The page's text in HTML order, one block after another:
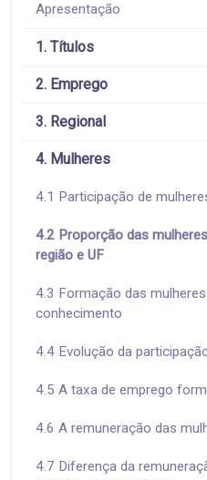
Apresentação
1. Títulos
2. Emprego
3. Regional
4. Mulheres
4.1 Participação de
4.2 Proporção das
região e UF
4.3 Formação das
conhecimento
4.4 Evolução da
4.5 A taxa de emprego
4.6 A remuneração das
4.7 Diferença da